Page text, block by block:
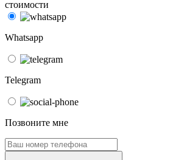
стоимости
Whatsapp
Telegram
Позвоните мне